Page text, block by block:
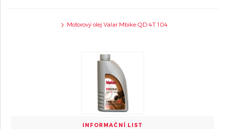
Motorový olej Valar Mbike QD 4T 104
INFORMAČNÍ LIST